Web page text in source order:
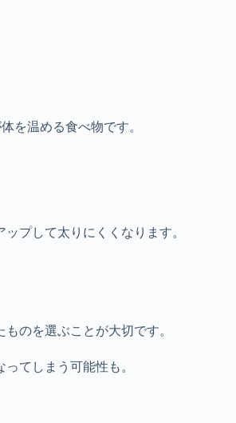
を温める食べ物です。
プして太りにくくなります。
のを選ぶことが大切です。
てしまう可能性も。